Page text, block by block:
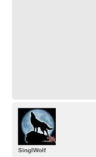
SinglWolf